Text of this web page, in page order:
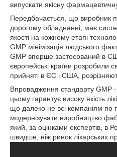
випускати якісну
Передбачається, що виробник
дорогому обладнанні, має
якості на кожному етапі
GMP мінімізація людського
GMP вперше застосований в
європейські країни розробили
прийняті в ЄС і США,
Впровадження стандарту GMP
цьому гарантує високу якість
що далеко не всі компаніям по
модернізувати виробництво
який, за оцінками експертів, в
швидше, ніж ринок лікарських